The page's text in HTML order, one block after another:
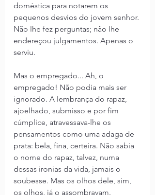
doméstica para notarem os
pequenos desvios do jovem senhor.
Não lhe fez perguntas; não lhe
endereçou julgamentos. Apenas o
serviu.
Mas o empregado... Ah, o
empregado! Não podia mais ser
ignorado. A lembrança do rapaz,
ajoelhado, submisso e por fim
cúmplice, atravessava-lhe os
pensamentos como uma adaga de
prata: bela, fina, certeira. Não sabia
o nome do rapaz, talvez, numa
dessas ironias da vida, jamais o
soubesse. Mas os olhos dele, sim,
os olhos, já o assombravam.